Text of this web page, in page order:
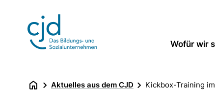
Wofür wir
Aktuelles aus dem CJD Kickbox-Training